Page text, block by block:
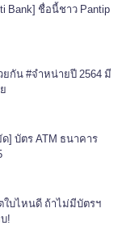
Bank] ชื่อนี้ชาว Pantip
กัน #จำหน่ายปี 2564 มี
] บัตร ATM ธนาคาร
ใบไหนดี ถ้าไม่มีบัตรฯ
!